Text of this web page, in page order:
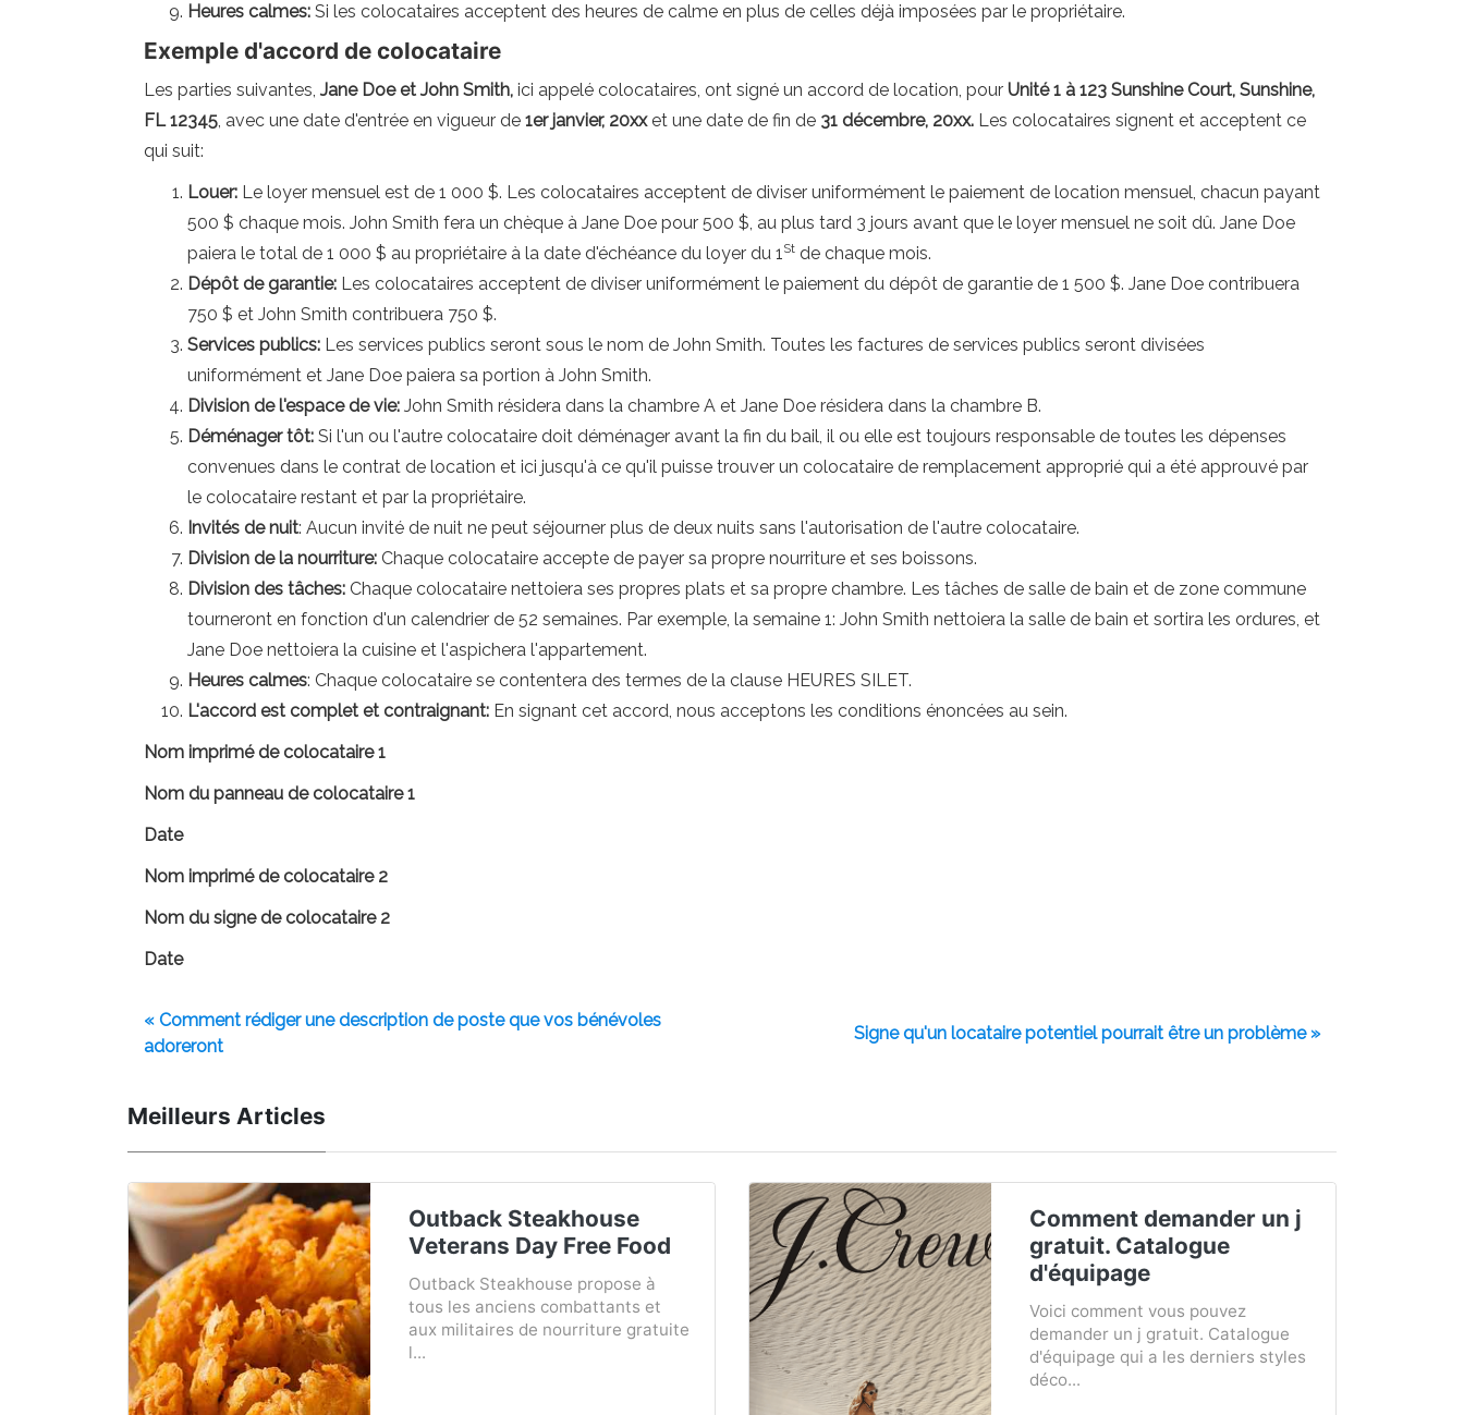
Heures calmes: Si les colocataires acceptent des heures de calme en plus de celles déjà imposées par le propriétaire.
Exemple d'accord de colocataire
Les parties suivantes, Jane Doe et John Smith, ici appelé colocataires, ont signé un accord de location, pour Unité 1 à 123 Sunshine Court, Sunshine,
FL 12345, avec une date d'entrée en vigueur de 1er janvier, 20xxet une date de fin de 31 décembre, 20xx. Les colocataires signent et acceptent ce
qui suit:
Louer: Le loyer mensuel est de 1 000 $. Les colocataires acceptent de diviser uniformément le paiement de location mensuel, chacun payant
500 $ chaque mois. John Smith fera un chèque à Jane Doe pour 500 $, au plus tard 3 jours avant que le loyer mensuel ne soit dû. Jane Doe
paiera le total de 1 000 $ au propriétaire à la date d'échéance du loyer du 1St de chaque mois.
Dépôt de garantie: Les colocataires acceptent de diviser uniformément le paiement du dépôt de garantie de 1 500 $. Jane Doe contribuera
750 $ et John Smith contribuera 750 $.
Services publics: Les services publics seront sous le nom de John Smith. Toutes les factures de services publics seront divisées
uniformément et Jane Doe paiera sa portion à John Smith.
Division de l'espace de vie: John Smith résidera dans la chambre A et Jane Doe résidera dans la chambre B.
Déménager tôt: Si l'un ou l'autre colocataire doit déménager avant la fin du bail, il ou elle est toujours responsable de toutes les dépenses
convenues dans le contrat de location et ici jusqu'à ce qu'il puisse trouver un colocataire de remplacement approprié qui a été approuvé par
le colocataire restant et par la propriétaire.
Invités de nuit: Aucun invité de nuit ne peut séjourner plus de deux nuits sans l'autorisation de l'autre colocataire.
Division de la nourriture: Chaque colocataire accepte de payer sa propre nourriture et ses boissons.
Division des tâches: Chaque colocataire nettoiera ses propres plats et sa propre chambre. Les tâches de salle de bain et de zone commune
tourneront en fonction d'un calendrier de 52 semaines. Par exemple, la semaine 1: John Smith nettoiera la salle de bain et sortira les ordures, et
Jane Doe nettoiera la cuisine et l'aspichera l'appartement.
Heures calmes: Chaque colocataire se contentera des termes de la clause HEURES SILET.
L'accord est complet et contraignant: En signant cet accord, nous acceptons les conditions énoncées au sein.
Nom imprimé de colocataire 1
Nom du panneau de colocataire 1
Date
Nom imprimé de colocataire 2
Nom du signe de colocataire 2
Date
« Comment rédiger une description de poste que vos bénévoles
adoreront
Signe qu'un locataire potentiel pourrait être un problème »
Meilleurs Articles
Outback Steakhouse
Veterans Day Free Food
Outback Steakhouse propose à
tous les anciens combattants et
aux militaires de nourriture gratuite
l...
Comment demander un j
gratuit. Catalogue
d'équipage
Voici comment vous pouvez
demander un j gratuit. Catalogue
d'équipage qui a les derniers styles
déco...